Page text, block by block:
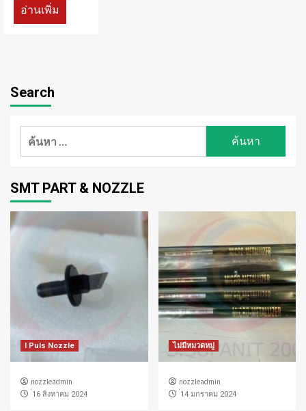
อ่านเพิ่ม
Search
ค้นหา
SMT PART & NOZZLE
I Puls Nozzle
nozzleadmin
่16 สิงหาคม 2024
ไม่มีหมวดหมู่
nozzleadmin
่14 มกราคม 2024